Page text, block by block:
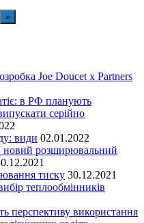
Joe Doucet x Partners
в РФ планують
серійно
види 02.01.2022
новий розширювальний
тиску 30.12.2021
теплообмінників
перспективу використання